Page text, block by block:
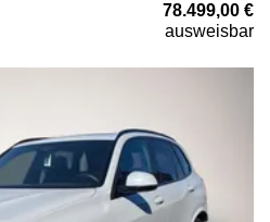
78.499,00 €
ausweisbar